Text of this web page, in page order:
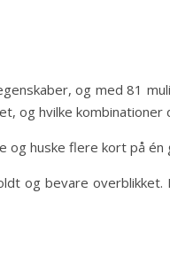
og med 81
og hvilke kombinationer
og huske flere kort på én
og bevare overblikket.